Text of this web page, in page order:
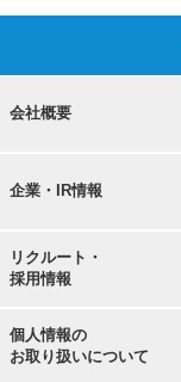
会社概要
企業・IR情報
リクルート・
採用情報
個人情報の
お取り扱いについて